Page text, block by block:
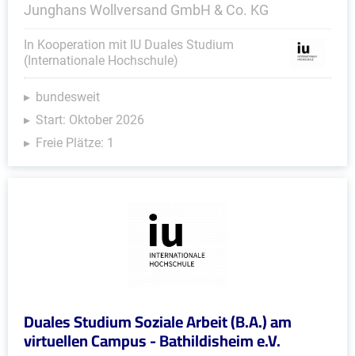
Junghans Wollversand GmbH & Co. KG
In Kooperation mit IU Duales Studium
(Internationale Hochschule)
bundesweit
Start: Oktober 2026
Freie Plätze: 1
Duales Studium Soziale Arbeit (B.A.) am
virtuellen Campus - Bathildisheim e.V.